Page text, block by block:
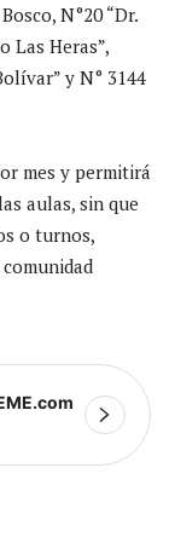
N°20 “Dr.
Las Heras”,
y N° 3144
mes y permitirá
aulas, sin que
o turnos,